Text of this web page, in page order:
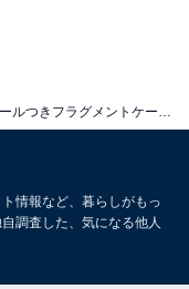
ものです。あらか
情報など、暮らしがもっ
調査した、気になる他人